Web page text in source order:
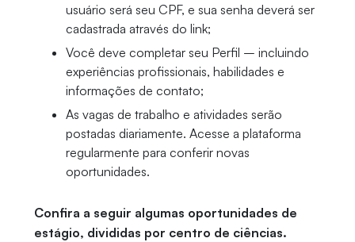
usuário será seu CPF, e sua senha deverá ser
cadastrada através do link;
Você deve completar seu Perfil – incluindo
experiências profissionais, habilidades e
informações de contato;
As vagas de trabalho e atividades serão
postadas diariamente. Acesse a plataforma
regularmente para conferir novas
oportunidades.
Confira a seguir algumas oportunidades de
estágio, divididas por centro de ciências.